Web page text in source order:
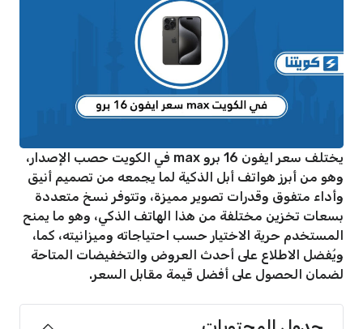
يختلف سعر ايفون 16 برو max في الكويت حصب الإصدار،
وهو من أبرز هواتف أبل الذكية لما يجمعه من تصميم أنيق
وأداء متفوق وقدرات تصوير مميزة، وتتوفر نسخ متعددة
بسعات تخزين مختلفة من هذا الهاتف الذكي، وهو ما يمنح
المستخدم حرية الاختيار حسب احتياجاته وميزانيته، كما،
ويُفضل الاطلاع على أحدث العروض والتخفيضات المتاحة
لضمان الحصول على أفضل قيمة مقابل السعر.